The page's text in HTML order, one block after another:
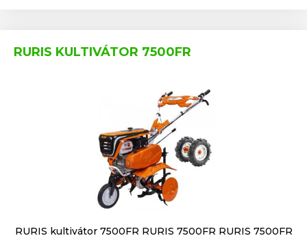
RURIS KULTIVÁTOR 7500FR
RURIS kultivátor 7500FR RURIS 7500FR RURIS 7500FR